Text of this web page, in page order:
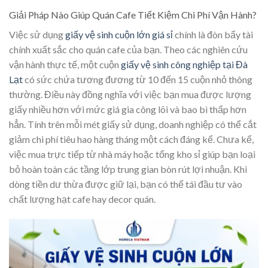
Giải Pháp Nào Giúp Quán Cafe Tiết Kiệm Chi Phí Vận Hành?
Việc sử dụnggiấy vệ sinh cuộn lớn giá sỉchính là đòn bẩy tài
chính xuất sắc cho quán cafe của bạn. Theo các nghiên cứu
vận hành thực tế, một cuộn giấy vệ sinh công nghiệp tại Đà
Lạtcó sức chứa tương đương từ 10 đến 15 cuộn nhỏ thông
thường. Điều này đồng nghĩa với việc bạn mua được lượng
giấy nhiều hơn với mức giá gia công lõi và bao bì thấp hơn
hẳn. Tính trên mỗi mét giấy sử dụng, doanh nghiệp có thể cắt
giảm chi phí tiêu hao hàng tháng một cách đáng kể. Chưa kể,
việc mua trực tiếp từ nhà máy hoặc tổng kho sỉ giúp bạn loại
bỏ hoàn toàn các tầng lớp trung gian bòn rút lợi nhuận. Khi
dòng tiền dư thừa được giữ lại, bạn có thể tái đầu tư vào
chất lượng hạt cafe hay decor quán.